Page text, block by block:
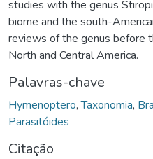
studies with the genus
biome and the south-
reviews of the genus before
North and Central America.
Palavras-chave
Hymenoptero,Taxonomia,
Parasitóides
Citação